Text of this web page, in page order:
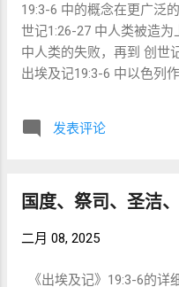
ומאוחר בתורה”（在妥拉中没有早晚之分）——Rashi注释 因
此，拉比如Nachmanides
令是在金牛犊事件之后才
同在的“回应式降格”。 二
以住在他们中间。”（וְשָׁכַנְתִּי בְּתוֹכָם） 原文不是“住在其中”
（that I may dwell in it ）
牛犊之后，神对百姓说：
与空间的分别 换取百姓得
19:3-6 中的概念在更广泛
世记1:26-27 中人类被造
中人类的失败，再到 创世
出埃及记19:3-6 中以色列
载者的原始使命。本文将
呼召如何与上帝的救赎计
为祂的代表和伙伴。 形象
：人类被赋予管理大地、
发表评论
国度、祭司、圣洁
二月 08, 2025
《出埃及记》19:3-6的详